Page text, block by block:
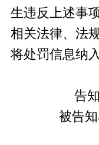
生违反上述事
相关法律、法
将处罚信息纳
告
被告